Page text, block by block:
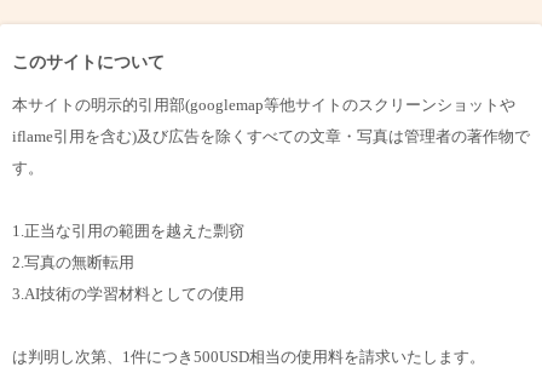
このサイトについて
本サイトの明示的引用部(googlemap等他サイトのスクリーンショットや
iflame引用を含む)及び広告を除くすべての文章・写真は管理者の著作物で
す。
1.正当な引用の範囲を越えた剽窃
2.写真の無断転用
3.AI技術の学習材料としての使用
は判明し次第、1件につき500USD相当の使用料を請求いたします。